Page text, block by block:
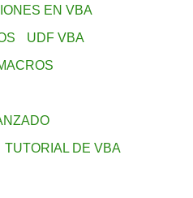
EN VBA
UDF VBA
TUTORIAL DE VBA